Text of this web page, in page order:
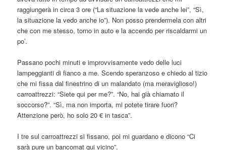
raggiungerà in circa 3 ore (“La situazione la vede anche lei”, “Sì,
la situazione la vedo anche io”). Non posso prendermela con altri
che con me stesso, torno in auto e la accendo per riscaldarmi un
po’.
Passano pochi minuti e improvvisamente vedo delle luci
lampeggianti di fianco a me. Scendo speranzoso e chiedo al tizio
che mi fissa dal finestrino di un malandato (ma meraviglioso!)
carroattrezzi: “Siete qui per me?”. “No, hai già chiamato il
soccorso?”. “Sì, ma non importa, mi potete tirare fuori?
Attenzione però, ho solo 20 € in tasca”.
I tre sul carroattrezzi si fissano, poi mi guardano e dicono “Ci
sarà pure un bancomat qui vicino”.